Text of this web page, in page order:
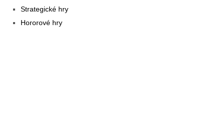
Strategické hry
Hororové hry